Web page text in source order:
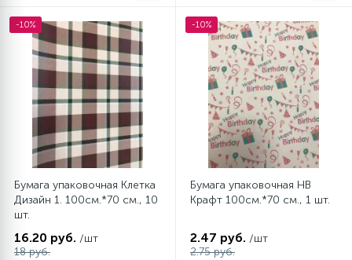
-10%
Бумага упаковочная Клетка
Дизайн 1. 100см.*70 см., 10
шт.
16.20 руб. /шт
18 руб.
-10%
Бумага упаковочная НВ
Крафт 100см.*70 см., 1 шт.
2.47 руб. /шт
2.75 руб.